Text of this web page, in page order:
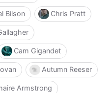
Bilson Chris Pratt
Cam Gigandet
Autumn Reeser
Armstrong